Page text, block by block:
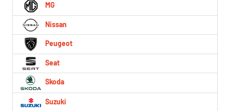
MG
Nissan
Peugeot
Seat
Skoda
Suzuki